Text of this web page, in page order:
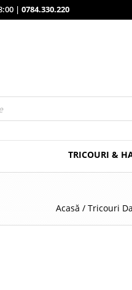
| 0784.330.220
TRICOURI &
Acasă / Tricouri